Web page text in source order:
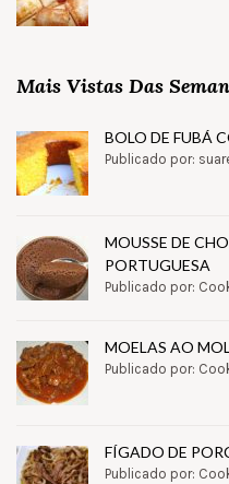
Mais Vistas Das
BOLO DE FUBÁ
Publicado por:
MOUSSE DE
PORTUGUESA
Publicado por:
MOELAS AO
Publicado por:
FÍGADO DE
Publicado por: